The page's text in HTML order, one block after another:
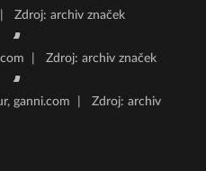
Zdroj: archiv značek
Zdroj: archiv značek
ganni.com
Zdroj: archiv